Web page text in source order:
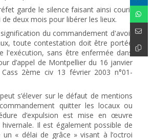
garde le silence faisant ainsi courir
deux mois pour libérer les lieux.
du commandement d'avoir
toute contestation doit être portée
l'exécution, sans être enfermée dans
d’appel de Montpellier du 16 janvier
2ème civ 13 février 2003 n°01-
s’élever sur le défaut de mentions
quitter les locaux ou
d’expulsion est mise en œuvre
Il est également possible de
« délai de grâce » visant à l’octroi